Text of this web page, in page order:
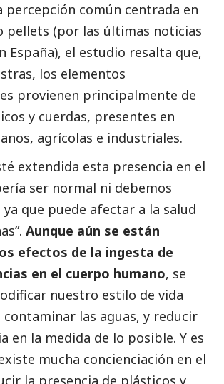
percepción común centrada en
pellets (por las últimas noticias
España), el estudio resalta que,
los elementos
provienen principalmente de
y cuerdas, presentes en
agrícolas e industriales.
extendida esta presencia en el
ser normal ni debemos
que puede afectar a la salud
Aunque aún se están
efectos de la ingesta de
en el cuerpo humano, se
nuestro estilo de vida
contaminar las aguas, y reducir
en la medida de lo posible. Y es
mucha concienciación en el
la presencia de plásticos y